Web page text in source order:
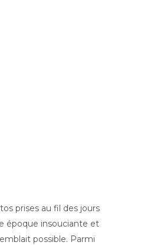
prises au fil des jours
époque insouciante et
possible. Parmi